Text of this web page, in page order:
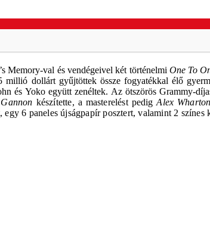
Memory-val és vendégeivel két történelmi One To
dollárt gyűjtöttek össze fogyatékkal élő
ésYoko együtt zenéltek. Az ötszörös Grammy-
készítette, a masterelést pedigAlex Wharton
6 paneles újságpapír posztert, valamint 2 színes